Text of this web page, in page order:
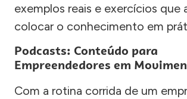
exemplos reais e exercícios que
colocar o conhecimento em
Podcasts: Conteúdo para
Empreendedores em
Com a rotina corrida de um